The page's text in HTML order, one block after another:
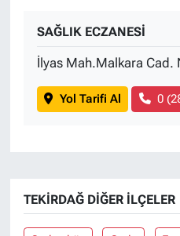
SAĞLIK ECZANESİ
İlyas Mah.Malkara Cad.
Yol Tarifi Al 0
TEKIRDAĞ DIĞER İLÇELER